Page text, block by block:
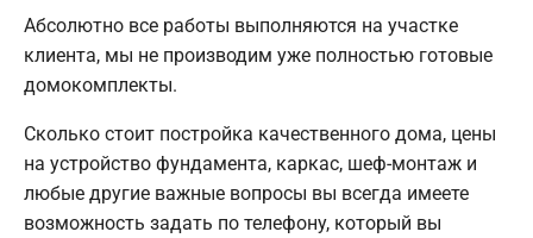
Абсолютно все работы выполняются на участке
клиента, мы не производим уже полностью готовые
домокомплекты.
Сколько стоит постройка качественного дома, цены
на устройство фундамента, каркас, шеф-монтаж и
любые другие важные вопросы вы всегда имеете
возможность задать по телефону, который вы